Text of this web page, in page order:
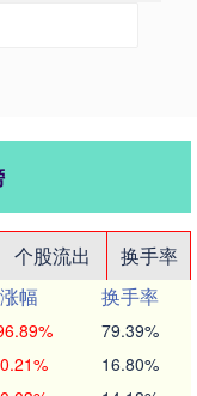
个股流出
换手率
涨幅
换手率
79.39%
16.80%